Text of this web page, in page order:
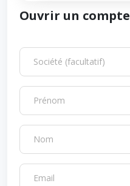
Ouvrir un compte
Société (facultatif)
Prénom
Nom
Email